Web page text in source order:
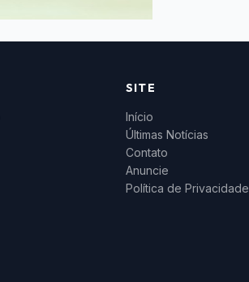
SITE
Início
Últimas Notícias
Contato
Anuncie
Política de Privacidade